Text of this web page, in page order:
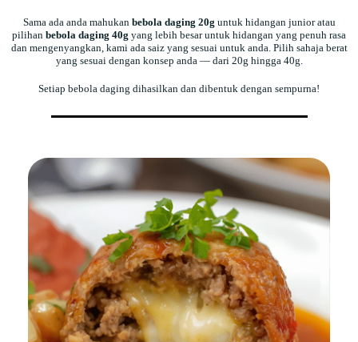
Sama ada anda mahukan bebola daging 20g untuk hidangan junior atau
pilihan bebola daging 40g yang lebih besar untuk hidangan yang penuh rasa
dan mengenyangkan, kami ada saiz yang sesuai untuk anda. Pilih sahaja berat
yang sesuai dengan konsep anda — dari 20g hingga 40g.
Setiap bebola daging dihasilkan dan dibentuk dengan sempurna!